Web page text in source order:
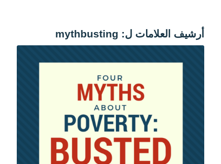
أرشيف العلامات ل: mythbusting